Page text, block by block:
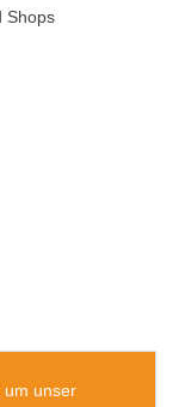
Shops
um unser